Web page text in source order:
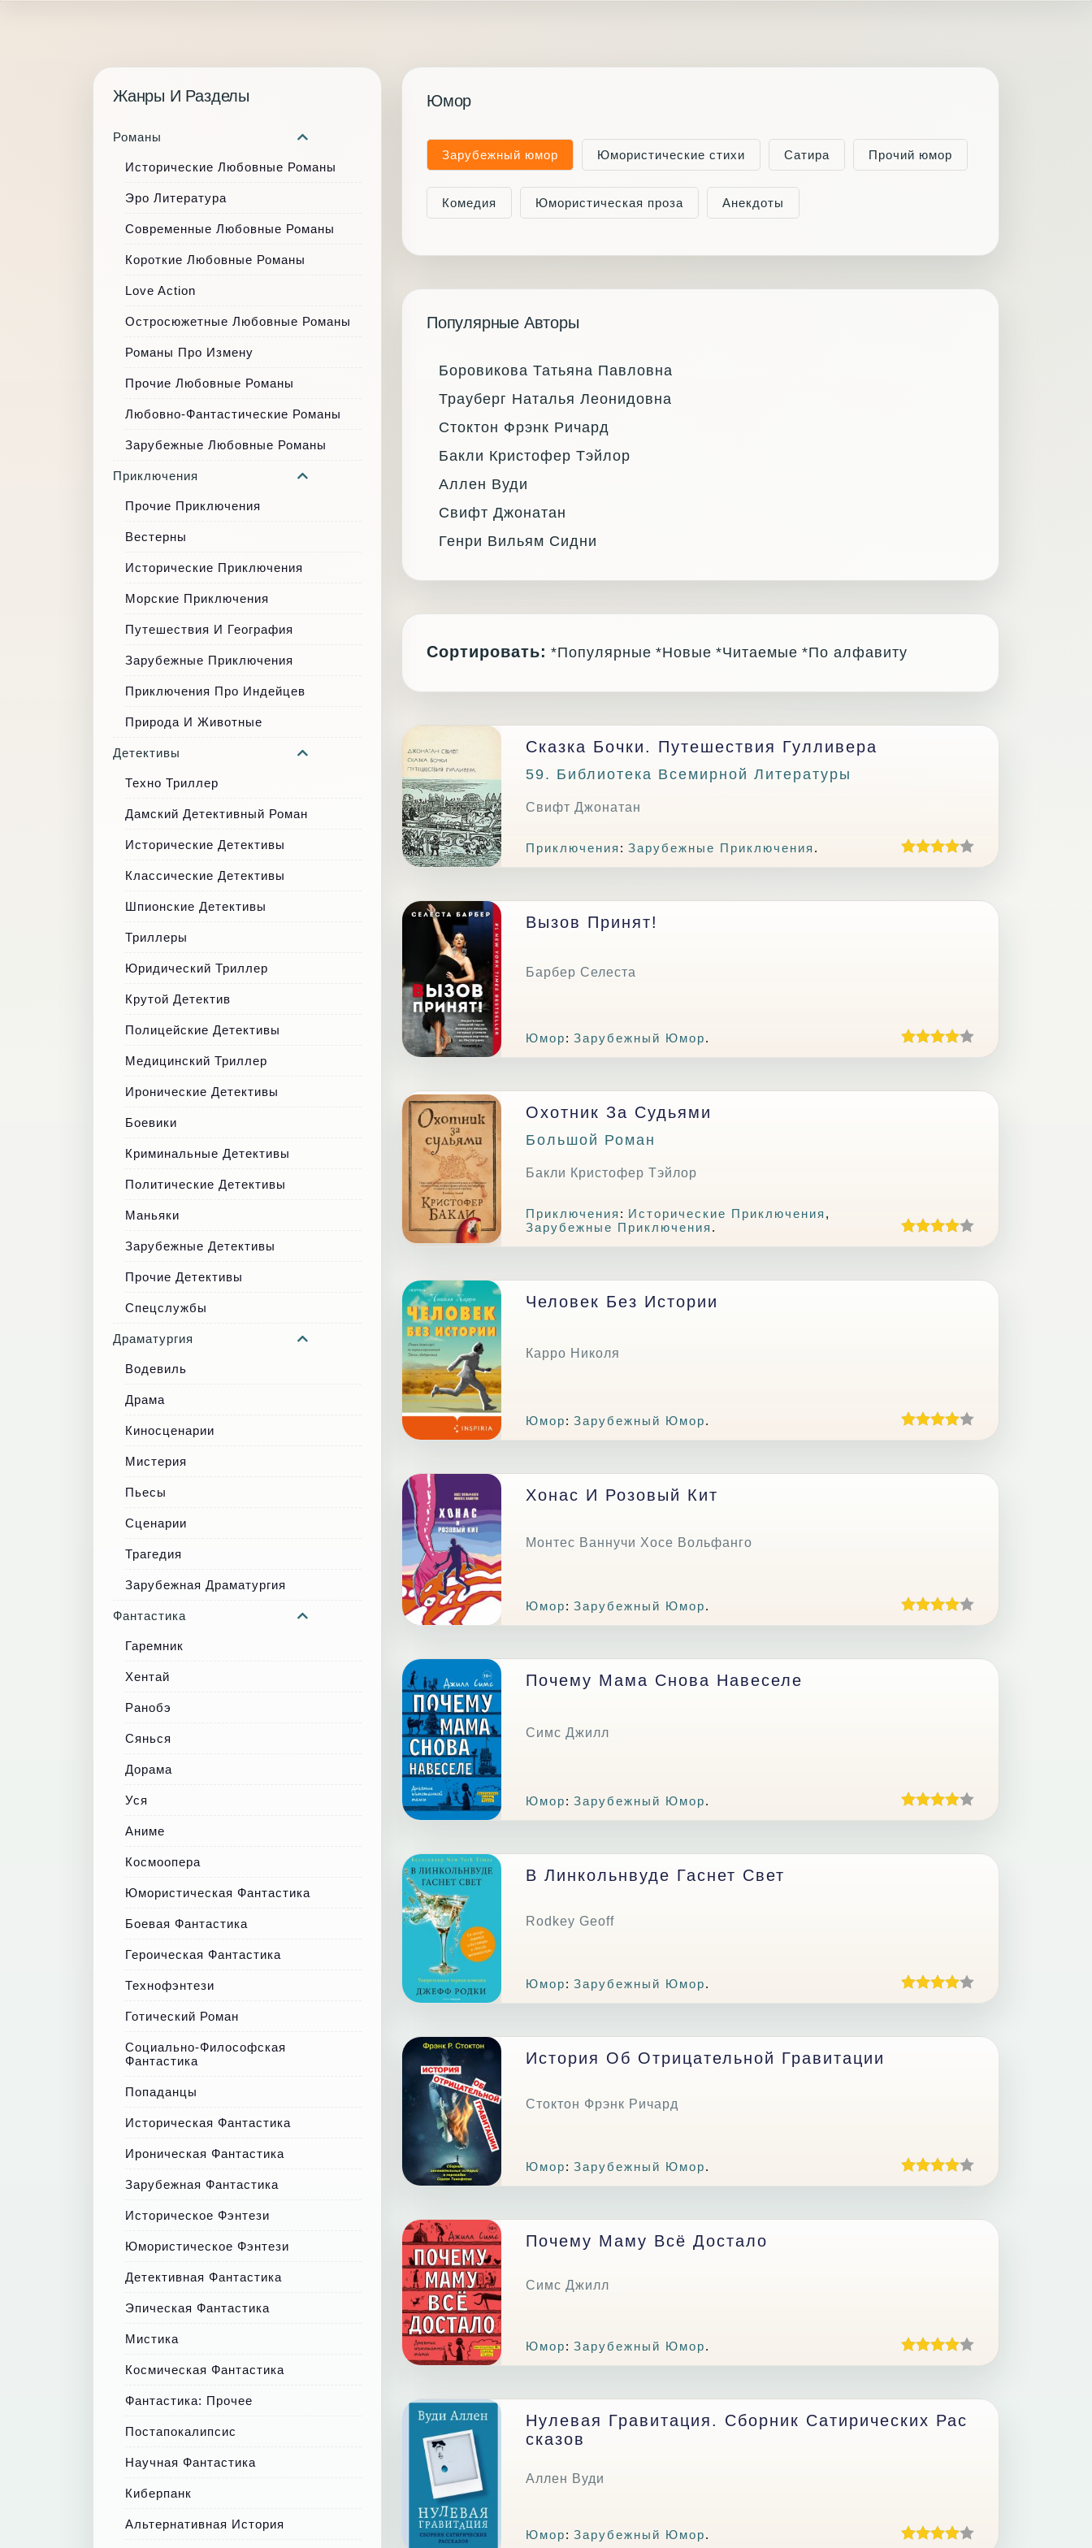
Юмор
Зарубежный юмор Юмористические стихи Сатира Прочий юмор
Комедия Юмористическая проза Анекдоты
Популярные Авторы
Боровикова Татьяна Павловна
Трауберг Наталья Леонидовна
Стоктон Фрэнк Ричард
Бакли Кристофер Тэйлор
Аллен Вуди
Свифт Джонатан
Генри Вильям Сидни
Сортировать: *Популярные *Новые *Читаемые *По алфавиту
Сказка Бочки. Путешествия Гулливера
59. Библиотека Всемирной Литературы
Свифт Джонатан
Приключения : Зарубежные Приключения .
Вызов Принят!
Барбер Селеста
Юмор: Зарубежный Юмор.
Охотник За Судьями
Большой Роман
Бакли Кристофер Тэйлор
Приключения : Исторические Приключения ,
Зарубежные Приключения .
Человек Без Истории
Карро Николя
Юмор: Зарубежный Юмор.
Хонас И Розовый Кит
Монтес Ваннучи Хосе Вольфанго
Юмор: Зарубежный Юмор.
Почему Мама Снова Навеселе
Симс Джилл
Юмор: Зарубежный Юмор.
В Линкольнвуде Гаснет Свет
Rodkey Geoff
Юмор: Зарубежный Юмор.
История Об Отрицательной Гравитации
Стоктон Фрэнк Ричард
Юмор: Зарубежный Юмор.
Почему Маму Всё Достало
Симс Джилл
Юмор: Зарубежный Юмор.
Нулевая Гравитация. Сборник Сатирических Рас
Сказов
Аллен Вуди
Юмор: Зарубежный Юмор.
Жанры И Разделы
Романы
Исторические Любовные Романы
Эро Литература
Современные Любовные Романы
Короткие Любовные Романы
Love Action
Остросюжетные Любовные Романы
Романы Про Измену
Прочие Любовные Романы
Любовно-Фантастические Романы
Зарубежные Любовные Романы
Приключения
Прочие Приключения
Вестерны
Исторические Приключения
Морские Приключения
Путешествия И География
Зарубежные Приключения
Приключения Про Индейцев
Природа И Животные
Детективы
Техно Триллер
Дамский Детективный Роман
Исторические Детективы
Классические Детективы
Шпионские Детективы
Триллеры
Юридический Триллер
Крутой Детектив
Полицейские Детективы
Медицинский Триллер
Иронические Детективы
Боевики
Криминальные Детективы
Политические Детективы
Маньяки
Зарубежные Детективы
Прочие Детективы
Спецслужбы
Драматургия
Водевиль
Драма
Киносценарии
Мистерия
Пьесы
Сценарии
Трагедия
Зарубежная Драматургия
Фантастика
Гаремник
Хентай
Ранобэ
Сянься
Дорама
Уся
Аниме
Космоопера
Юмористическая Фантастика
Боевая Фантастика
Героическая Фантастика
Технофэнтези
Готический Роман
Социально-Философская
Фантастика
Попаданцы
Историческая Фантастика
Ироническая Фантастика
Зарубежная Фантастика
Историческое Фэнтези
Юмористическое Фэнтези
Детективная Фантастика
Эпическая Фантастика
Мистика
Космическая Фантастика
Фантастика: Прочее
Постапокалипсис
Научная Фантастика
Киберпанк
Альтернативная История